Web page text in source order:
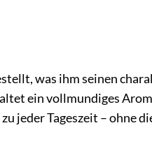
was ihm seinen
ein vollmundiges
jeder Tageszeit – ohne